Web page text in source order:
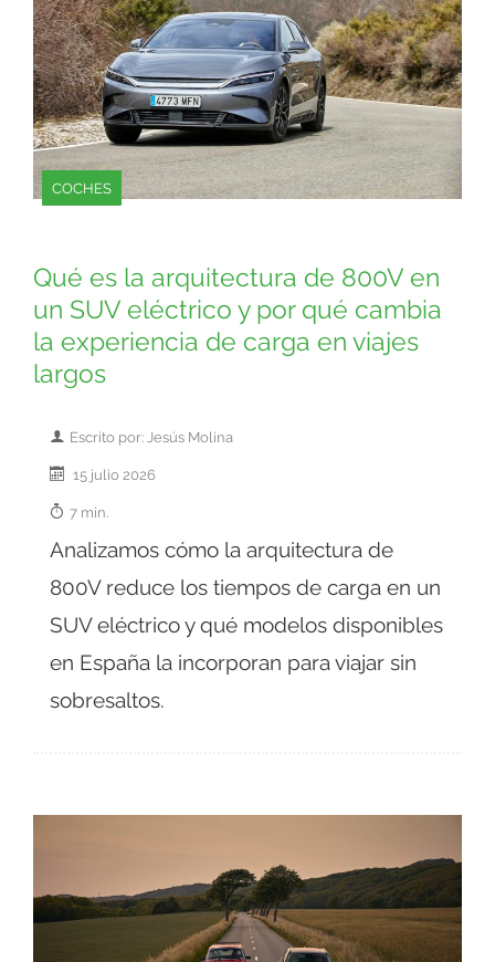
COCHES
Qué es la arquitectura de 800V en
un SUV eléctrico y por qué cambia
la experiencia de carga en viajes
largos
Escrito por: Jesús Molina
15 julio 2026
7 min.
Analizamos cómo la arquitectura de
800V reduce los tiempos de carga en un
SUV eléctrico y qué modelos disponibles
en España la incorporan para viajar sin
sobresaltos.